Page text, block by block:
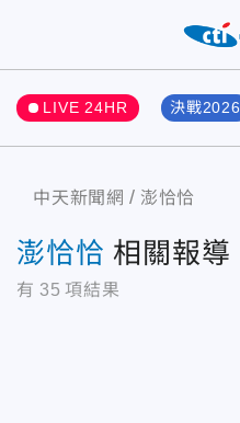
LIVE 24HR 決戰2026
中天新聞網 澎恰恰
澎恰恰 相關報導
有 35 項結果